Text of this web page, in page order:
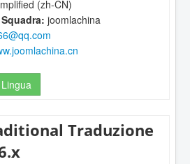
(zh-CN)
joomlachina
Traduzione